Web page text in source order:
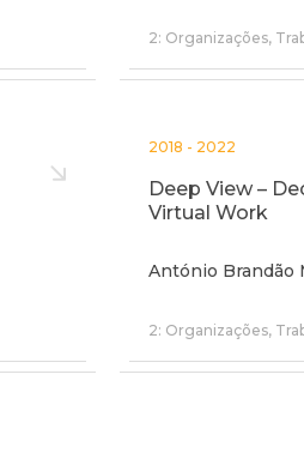
2: Organizações,
2018 - 2022
Deep View –
Virtual Work
António Brandão
2: Organizações,